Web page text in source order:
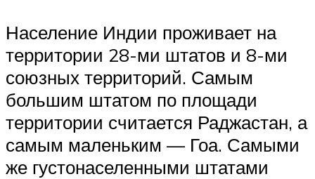
Население Индии проживает на
территории 28-ми штатов и 8-ми
союзных территорий. Самым
большим штатом по площади
территории считается Раджастан, а
самым маленьким — Гоа. Самыми
же густонаселенными штатами